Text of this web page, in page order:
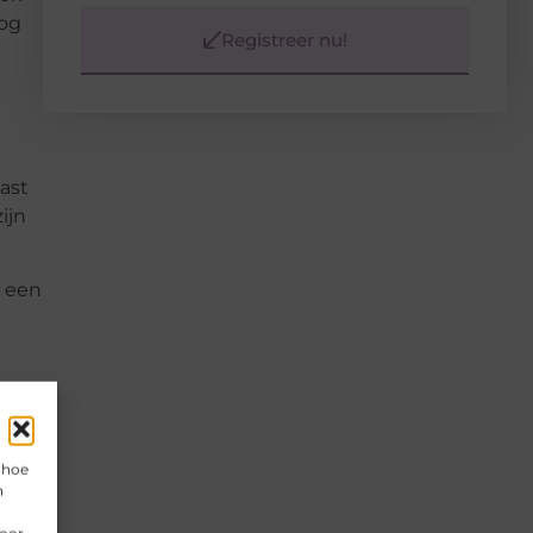
Registreer nu!